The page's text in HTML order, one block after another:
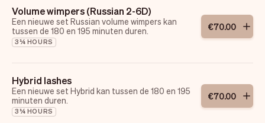
Volume wimpers (Russian 2-6D)
Een nieuwe set Russian volume wimpers kan
tussen de 180 en 195 minuten duren.
3¼ HOURS
€70.00
Hybrid lashes
Een nieuwe set Hybrid kan tussen de 180 en 195
minuten duren.
3¼ HOURS
€70.00